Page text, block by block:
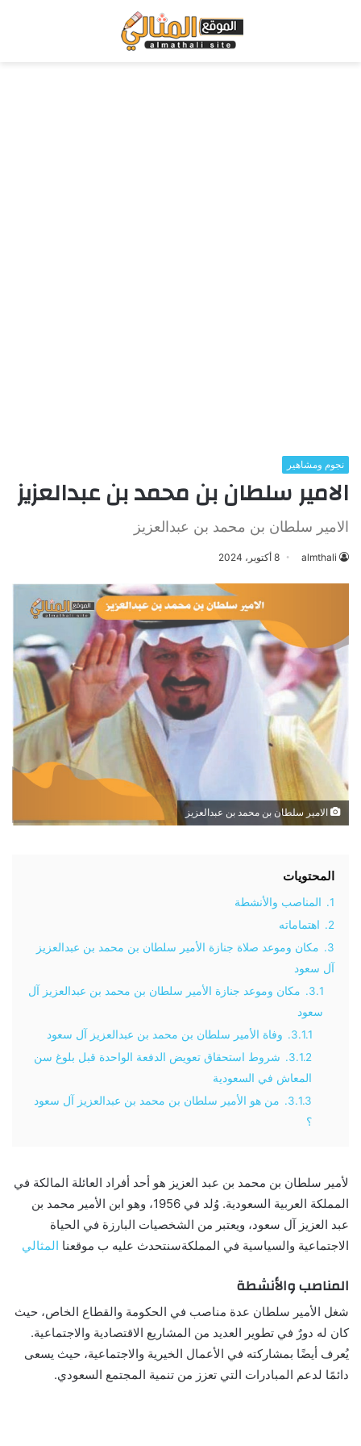
نجوم ومشاهير
الامير سلطان بن محمد بن عبدالعزيز
الامير سلطان بن محمد بن عبدالعزيز
almthali 8 أكتوبر، 2024
الامير سلطان بن محمد بن عبدالعزيز
المحتويات
1.
المناصب والأنشطة
2.
اهتماماته
3.
مكان وموعد صلاة جنازة الأمير سلطان بن محمد بن عبدالعزيز
آل سعود
3.1.
مكان وموعد جنازة الأمير سلطان بن محمد بن عبدالعزيز آل
سعود
3.1.1.
وفاة الأمير سلطان بن محمد بن عبدالعزيز آل سعود
3.1.2.
شروط استحقاق تعويض الدفعة الواحدة قبل بلوغ سن
المعاش في السعودية
3.1.3.
من هو الأمير سلطان بن محمد بن عبدالعزيز آل سعود
؟
لأمير سلطان بن محمد بن عبد العزيز هو أحد أفراد العائلة المالكة في
المملكة العربية السعودية. وُلد في 1956، وهو ابن الأمير محمد بن
عبد العزيز آل سعود، ويعتبر من الشخصيات البارزة في الحياة
الاجتماعية والسياسية في المملكةسنتحدث عليه ب موقعنا المثالي
المناصب والأنشطة
شغل الأمير سلطان عدة مناصب في الحكومة والقطاع الخاص، حيث
كان له دورٌ في تطوير العديد من المشاريع الاقتصادية والاجتماعية.
يُعرف أيضًا بمشاركته في الأعمال الخيرية والاجتماعية، حيث يسعى
دائمًا لدعم المبادرات التي تعزز من تنمية المجتمع السعودي.